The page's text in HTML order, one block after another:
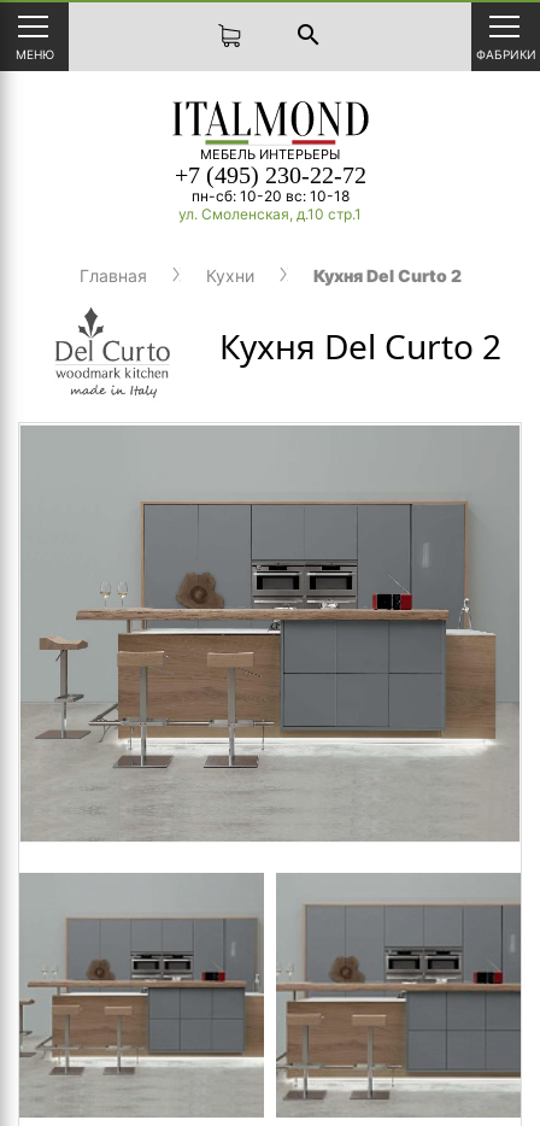
МЕНЮ
search
ФАБРИКИ
МЕБЕЛЬ ИНТЕРЬЕРЫ
+7 (495) 230-22-72
пн-сб: 10-20 вс: 10-18
ул. Смоленская, д.10 стр.1
Главная Кухни Кухня Del Curto 2
Кухня Del Curto 2